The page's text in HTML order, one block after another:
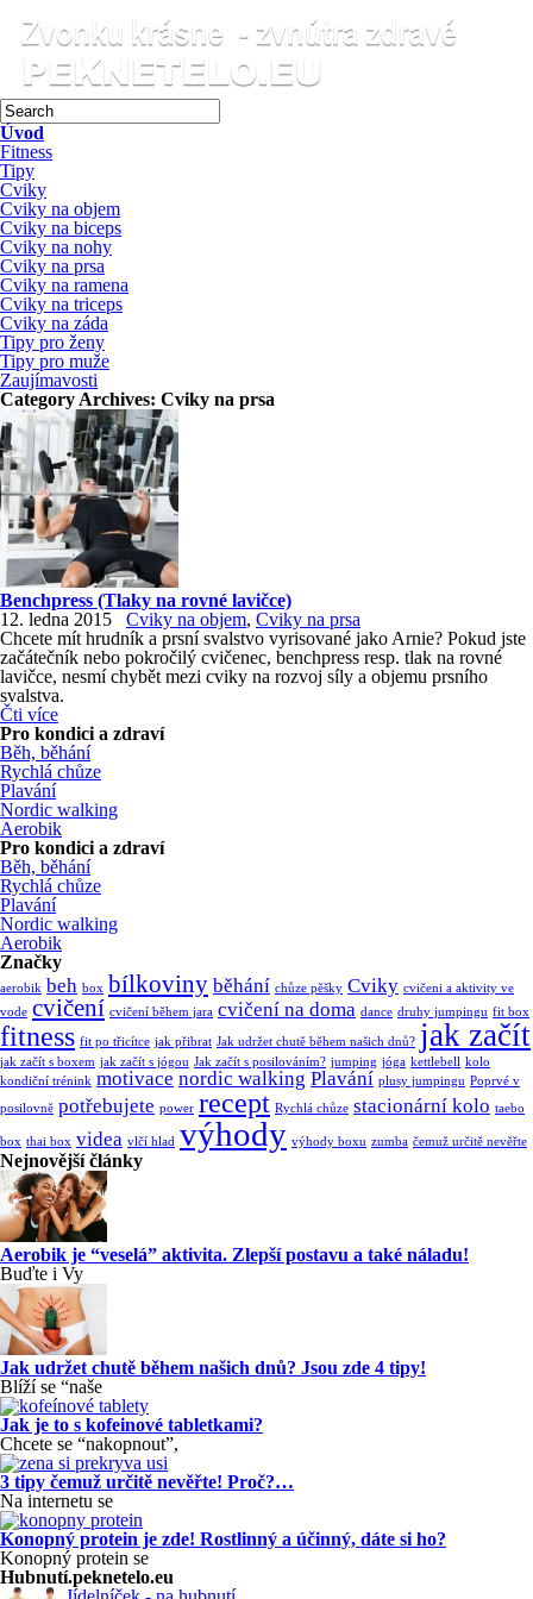
Úvod
Fitness
Tipy
Cviky
Cviky na objem
Cviky na biceps
Cviky na nohy
Cviky na prsa
Cviky na ramena
Cviky na triceps
Cviky na záda
Tipy pro ženy
Tipy pro muže
Zaujímavosti
Category Archives: Cviky na prsa
Benchpress (Tlaky na rovné lavičce)
12. ledna 2015
Cviky na objem, Cviky na prsa
Chcete mít hrudník a prsní svalstvo vyrisované jako Arnie? Pokud jste
začátečník nebo pokročilý cvičenec, benchpress resp. tlak na rovné
lavičce, nesmí chybět mezi cviky na rozvoj síly a objemu prsního
svalstva.
Čti více
Pro kondici a zdraví
Běh, běhání
Rychlá chůze
Plavání
Nordic walking
Aerobik
Pro kondici a zdraví
Běh, běhání
Rychlá chůze
Plavání
Nordic walking
Aerobik
Značky
aerobik beh box bílkoviny běhání chůze pěšky Cviky cvičeni a aktivity ve
vode cvičení cvičení během jara cvičení na doma dance druhy jumpingu fit box
fitness fit po třicítce jak přibrat Jak udržet chutě během našich dnů? jak začít
jak začít s boxem jak začít s jógou Jak začít s posilováním? jumping jóga kettlebell kolo
kondiční trénink motivace nordic walking Plavání plusy jumpingu Poprvé v
posilovně potřebujete power recept Rychlá chůze stacionární kolo taebo
box thai box videa vlčí hlad výhody výhody boxu zumba čemuž určitě nevěřte
Nejnovější články
Aerobik je “veselá” aktivita. Zlepší postavu a také náladu!
Buďte i Vy
Jak udržet chutě během našich dnů? Jsou zde 4 tipy!
Blíží se “naše
Jak je to s kofeinové tabletkami?
Chcete se “nakopnout”,
3 tipy čemuž určitě nevěřte! Proč?…
Na internetu se
Konopný protein je zde! Rostlinný a účinný, dáte si ho?
Konopný protein se
Hubnutí.peknetelo.eu